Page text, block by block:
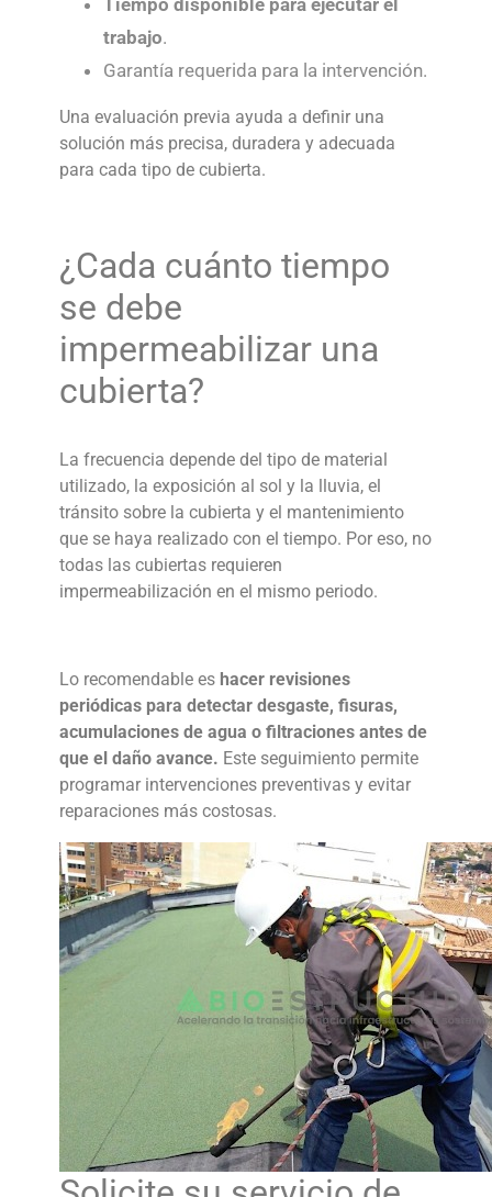
Tiempo disponible para ejecutar el
trabajo.
Garantía requerida para la intervención.
Una evaluación previa ayuda a definir una
solución más precisa, duradera y adecuada
para cada tipo de cubierta.
¿Cada cuánto tiempo
se debe
impermeabilizar una
cubierta?
La frecuencia depende del tipo de material
utilizado, la exposición al sol y la lluvia, el
tránsito sobre la cubierta y el mantenimiento
que se haya realizado con el tiempo. Por eso, no
todas las cubiertas requieren
impermeabilización en el mismo periodo.
Lo recomendable es hacer revisiones
periódicas para detectar desgaste, fisuras,
acumulaciones de agua o filtraciones antes de
que el daño avance. Este seguimiento permite
programar intervenciones preventivas y evitar
reparaciones más costosas.